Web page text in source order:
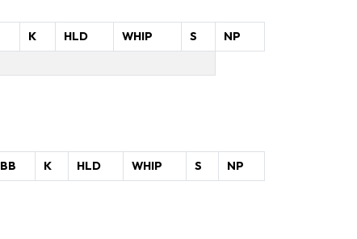
K HLD WHIP S
NP
BB K HLD WHIP S NP